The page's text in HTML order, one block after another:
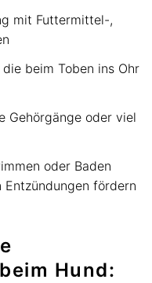
mit Futtermittel-,
die beim Toben ins Ohr
Gehörgänge oder viel
oder Baden
Entzündungen fördern
Hund: